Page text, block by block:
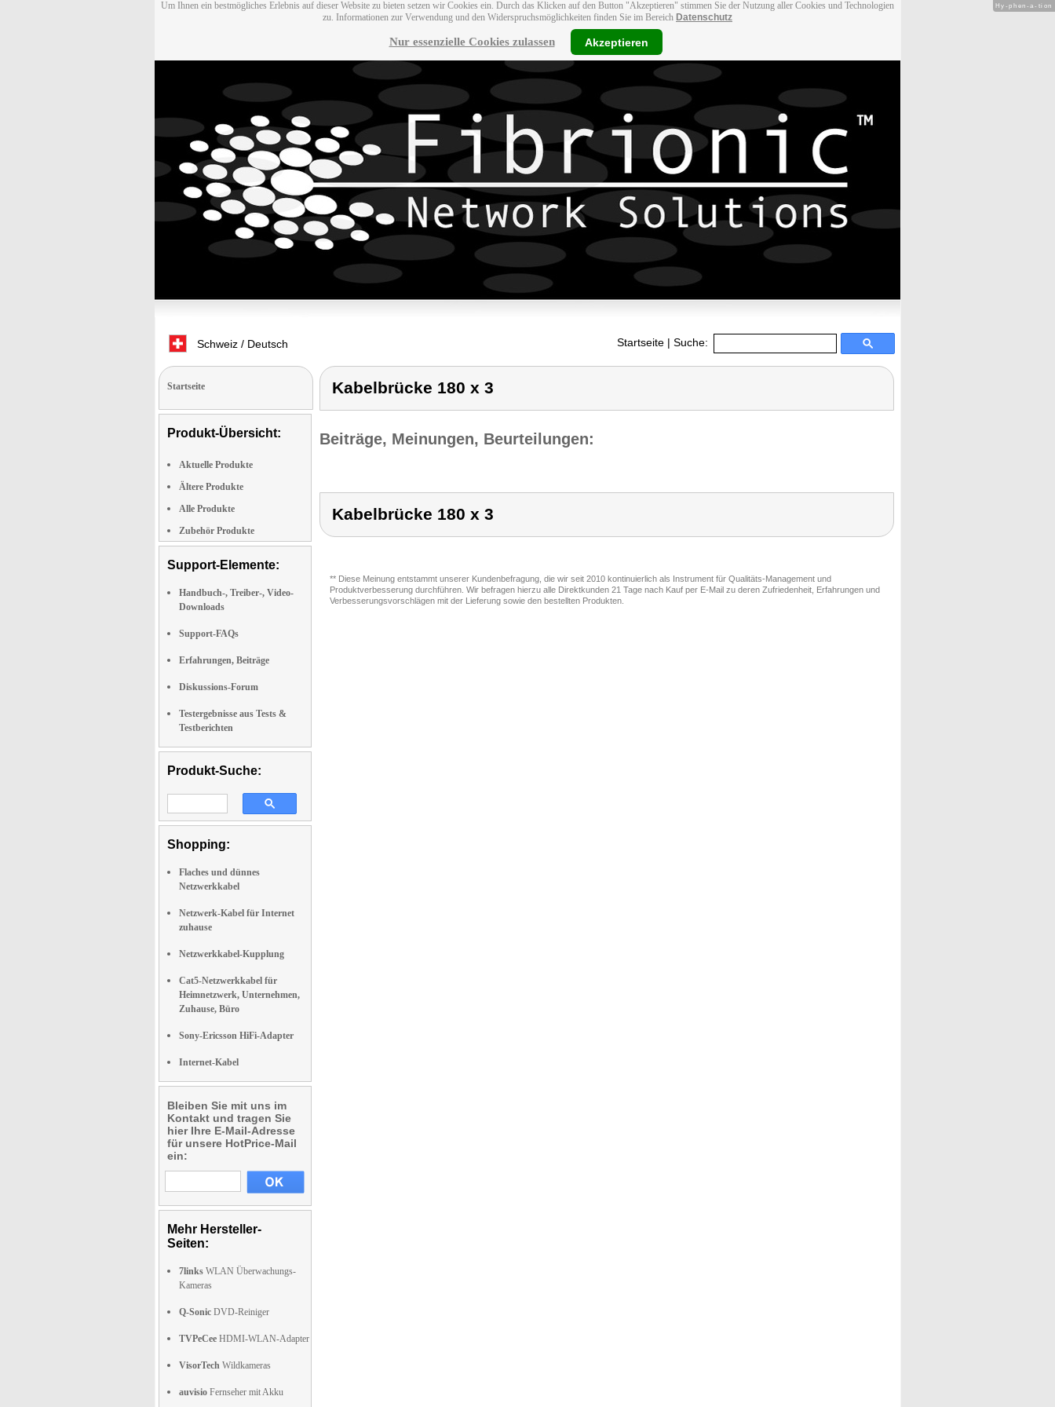
Um Ihnen ein bestmögliches Erlebnis auf dieser Website zu bieten setzen wir Cookies ein. Durch das Klicken auf den Button "Akzeptieren" stimmen Sie der Nutzung aller Cookies und Technologien
zu. Informationen zur Verwendung und den Widerspruchsmöglichkeiten finden Sie im Bereich Datenschutz
Nur essenzielle Cookies zulassen Akzeptieren
Schweiz / Deutsch Startseite | Suche:
Startseite
Produkt-Übersicht:
Aktuelle Produkte
Ältere Produkte
Alle Produkte
Zubehör Produkte
Support-Elemente:
Handbuch-, Treiber-, Video-
Downloads
Support-FAQs
Erfahrungen, Beiträge
Diskussions-Forum
Testergebnisse aus Tests &
Testberichten
Produkt-Suche:
Shopping:
Flaches und dünnes
Netzwerkkabel
Netzwerk-Kabel für Internet
zuhause
Netzwerkkabel-Kupplung
Cat5-Netzwerkkabel für
Heimnetzwerk, Unternehmen,
Zuhause, Büro
Sony-Ericsson HiFi-Adapter
Internet-Kabel
Bleiben Sie mit uns im
Kontakt und tragen Sie
hier Ihre E-Mail-Adresse
für unsere HotPrice-Mail
ein:
Mehr Hersteller-
Seiten:
7links WLAN Überwachungs-
Kameras
Q-Sonic DVD-Reiniger
TVPeCee HDMI-WLAN-Adapter
VisorTech Wildkameras
auvisio Fernseher mit Akku
Kabelbrücke 180 x 3
Beiträge, Meinungen, Beurteilungen:
Kabelbrücke 180 x 3
** Diese Meinung entstammt unserer Kundenbefragung, die wir seit 2010 kontinuierlich als Instrument für Qualitäts-Management und
Produktverbesserung durchführen. Wir befragen hierzu alle Direktkunden 21 Tage nach Kauf per E-Mail zu deren Zufriedenheit, Erfahrungen und
Verbesserungsvorschlägen mit der Lieferung sowie den bestellten Produkten.
Hy-phen-a-tion